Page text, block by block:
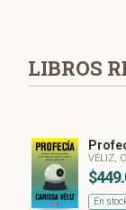
LIBROS
VÉLIZ,
En